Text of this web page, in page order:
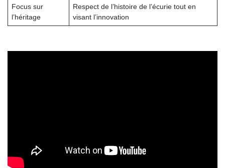
Focus sur
l’héritage
Respect de l’histoire de l’écurie tout en
visant l’innovation